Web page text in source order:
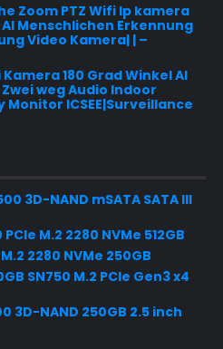
Zoom PTZ Wifi Ip kamera
Menschlichen Erkennung
Video Kamera| | –
180 Grad Winkel AI
weg Audio Indoor
Monitor ICSEE|Surveillance
3D-NAND mSATA SATA III
M.2 2280 NVMe 512GB
2280 NVMe 250GB
SN750 M.2 PCIe Gen3 x4
3D-NAND 250GB 2.5 inch